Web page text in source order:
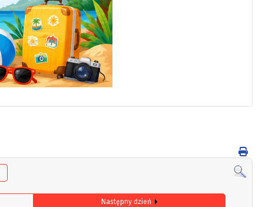
Następny dzień